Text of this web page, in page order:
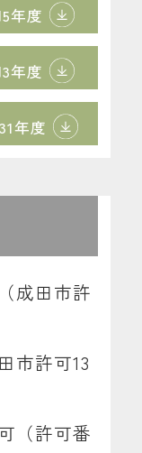
年度
年度
年度
成田市許
市許可13
（許可番